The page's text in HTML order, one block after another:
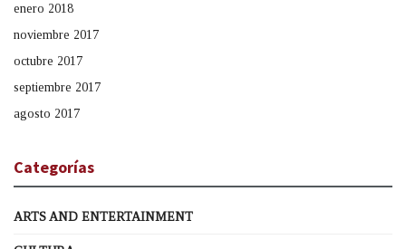
enero 2018
noviembre 2017
octubre 2017
septiembre 2017
agosto 2017
Categorías
ARTS AND ENTERTAINMENT